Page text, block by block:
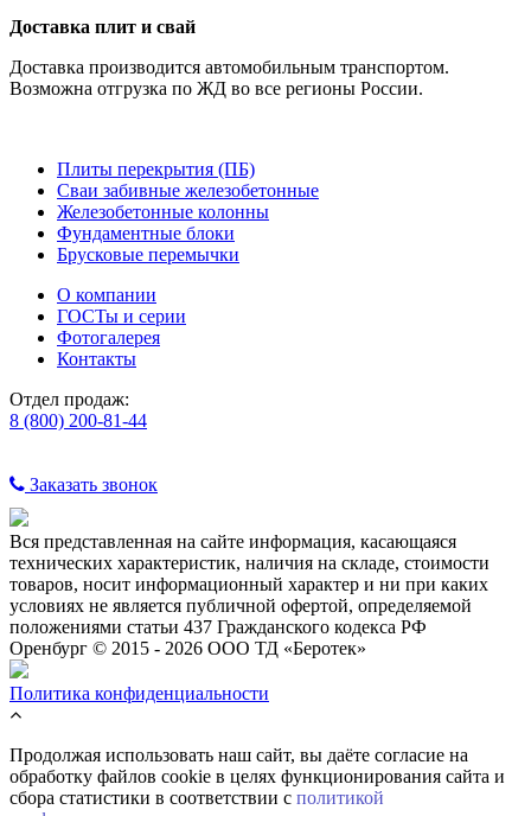
Доставка плит и свай
Доставка производится автомобильным транспортом.
Возможна отгрузка по ЖД во все регионы России.
Плиты перекрытия (ПБ)
Сваи забивные железобетонные
Железобетонные колонны
Фундаментные блоки
Брусковые перемычки
О компании
ГОСТы и серии
Фотогалерея
Контакты
Отдел продаж:
8 (800) 200-81-44
Заказать звонок
Вся представленная на сайте информация, касающаяся
технических характеристик, наличия на складе, стоимости
товаров, носит информационный характер и ни при каких
условиях не является публичной офертой, определяемой
положениями статьи 437 Гражданского кодекса РФ
Оренбург © 2015 - 2026 ООО ТД «Беротек»
Политика конфиденциальности
Продолжая использовать наш сайт, вы даёте согласие на
обработку файлов cookie в целях функционирования сайта и
сбора статистики в соответствии с политикой